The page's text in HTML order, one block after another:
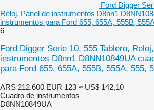
Ford Digger
Reloj, Panel de instrumentos D8nn1
instrumentos para Ford 655, 655A, 555B,
6
Ford Digger Serie 10, 555 Tablero,
instrumentos D8nn1 D8NN10849UA
para Ford 655, 655A, 555B, 555A, 555,
ARS 212.600 EUR 123 ≈ US$ 142,10
Cuadro de instrumentos
D8NN10849UA